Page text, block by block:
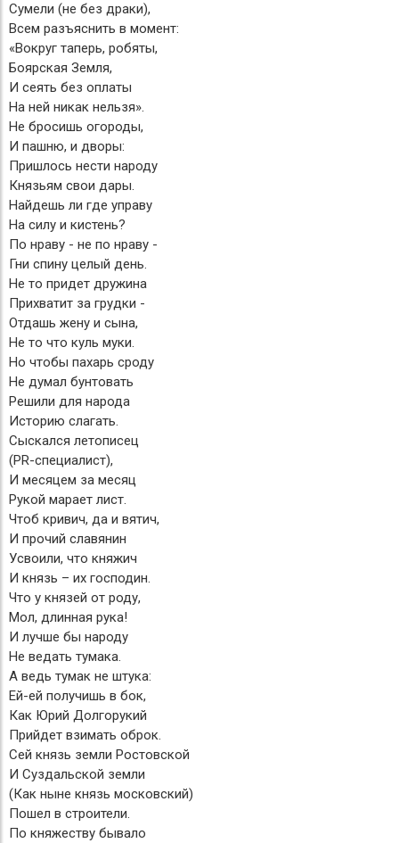
Сумели (не без драки),
Всем разъяснить в момент:
«Вокруг таперь, робяты,
Боярская Земля,
И сеять без оплаты
На ней никак нельзя».
Не бросишь огороды,
И пашню, и дворы:
Пришлось нести народу
Князьям свои дары.
Найдешь ли где управу
На силу и кистень?
По нраву - не по нраву -
Гни спину целый день.
Не то придет дружина
Прихватит за грудки -
Отдашь жену и сына,
Не то что куль муки.
Но чтобы пахарь сроду
Не думал бунтовать
Решили для народа
Историю слагать.
Сыскался летописец
(PR-специалист),
И месяцем за месяц
Рукой марает лист.
Чтоб кривич, да и вятич,
И прочий славянин
Усвоили, что княжич
И князь – их господин.
Что у князей от роду,
Мол, длинная рука!
И лучше бы народу
Не ведать тумака.
А ведь тумак не штука:
Ей-ей получишь в бок,
Как Юрий Долгорукий
Прийдет взимать оброк.
Сей князь земли Ростовской
И Суздальской земли
(Как ныне князь московский)
Пошел в строители.
По княжеству бывало